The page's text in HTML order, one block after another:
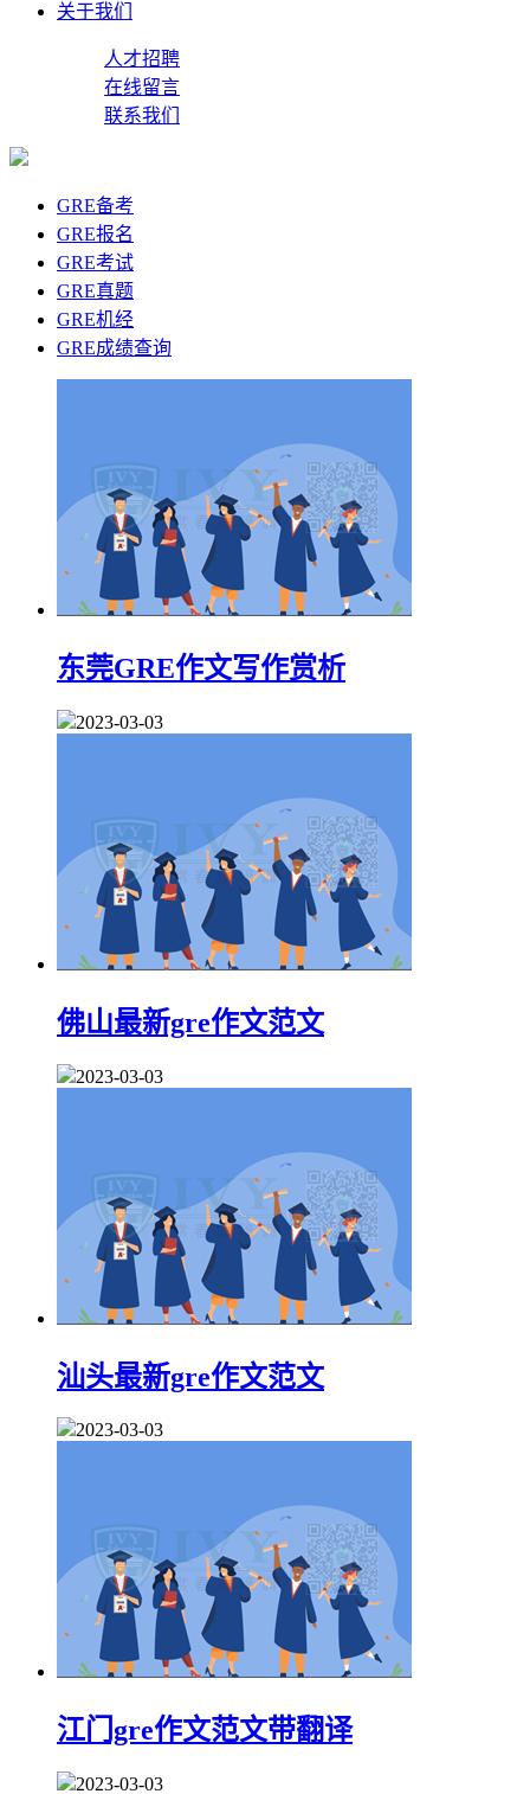
关于我们
人才招聘
在线留言
联系我们
GRE备考
GRE报名
GRE考试
GRE真题
GRE机经
GRE成绩查询
东莞GRE作文写作赏析
2023-03-03
佛山最新gre作文范文
2023-03-03
汕头最新gre作文范文
2023-03-03
江门gre作文范文带翻译
2023-03-03